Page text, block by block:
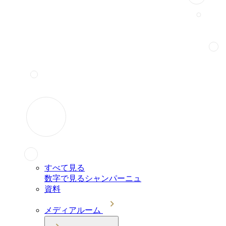
すべて見る
数字で見るシャンパーニュ
資料
メディアルーム